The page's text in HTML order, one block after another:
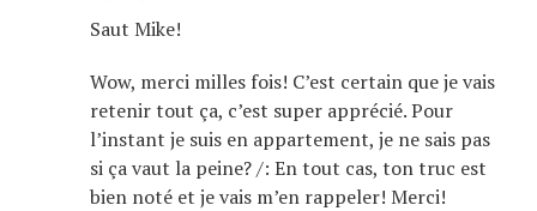
Saut Mike!
Wow, merci milles fois! C’est certain que je vais
retenir tout ça, c’est super apprécié. Pour
l’instant je suis en appartement, je ne sais pas
si ça vaut la peine? /: En tout cas, ton truc est
bien noté et je vais m’en rappeler! Merci!